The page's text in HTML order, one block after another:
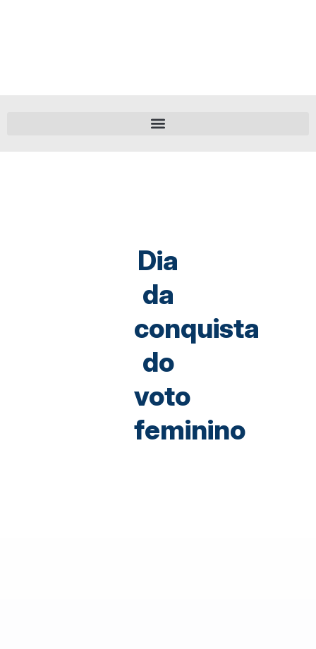
Dia
da
conquista
do
voto
feminino